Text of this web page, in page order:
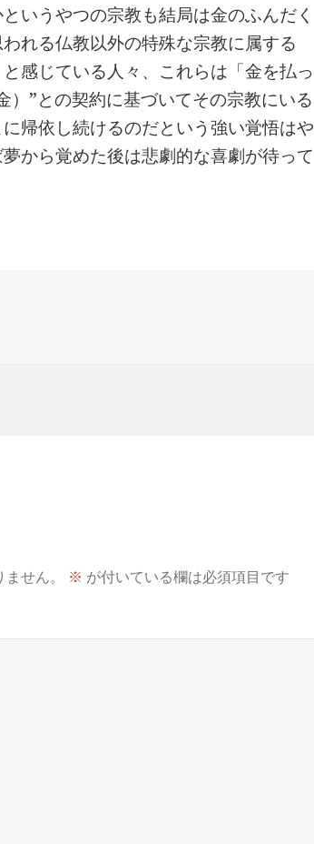
いうやつの宗教も結局は金のふんだく
れる仏教以外の特殊な宗教に属する
感じている人々、これらは「金を払っ
）”との契約に基づいてその宗教にいる
帰依し続けるのだという強い覚悟はや
から覚めた後は悲劇的な喜劇が待って
せん。 ※ が付いている欄は必須項目です